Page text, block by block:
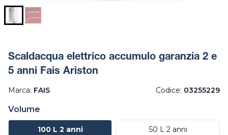
Scaldacqua elettrico accumulo garanzia 2 e
5 anni Fais Ariston
Marca: FAIS Codice: 03255229
Volume
100 L 2 anni 50 L 2 anni